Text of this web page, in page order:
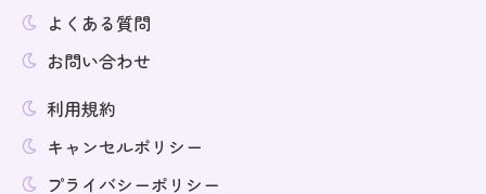
よくある質問
お問い合わせ
利用規約
キャンセルポリシー
プライバシーポリシー